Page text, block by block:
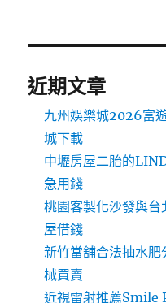
近期文章
九州娛樂城2026富
城下載
中壢房屋二胎的
急用錢
桃園客製化沙發與
屋借錢
新竹當舖合法抽水
械買賣
近視雷射推薦Smile